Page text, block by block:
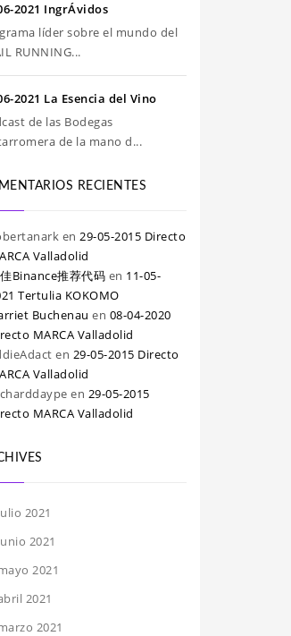
2021 IngrÁvidos
líder sobre el mundo del
RUNNING...
2021 La Esencia del Vino
de las Bodegas
de la mano d...
RECIENTES
en 29-05-2015 Directo
Valladolid
Binance推荐代码 en 11-05-
Tertulia KOKOMO
Buchenau en 08-04-2020
MARCA Valladolid
en 29-05-2015 Directo
Valladolid
en 29-05-2015
MARCA Valladolid
2021
2021
2021
2021
2021